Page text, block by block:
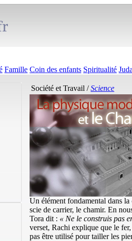
Famille Coin des enfants Spiritualité
Société et Travail /Science
Un élément fondamental dans
scie de carrier, le chamir. En
Tora dit : « Ne le construis pas
verset, Rachi explique que le
pas être utilisé pour tailler les